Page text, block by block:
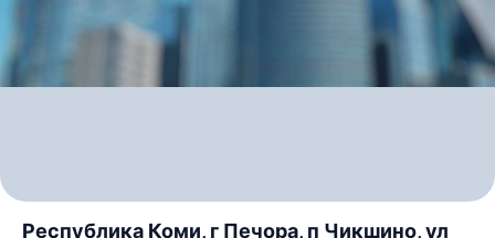
Республика Коми, г Печора, п Чикшино, ул